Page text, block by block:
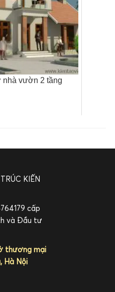
nhà vườn 2 tầng
KIẾN
cấp
và Đầu tư
ở thương mại
Hà Nội